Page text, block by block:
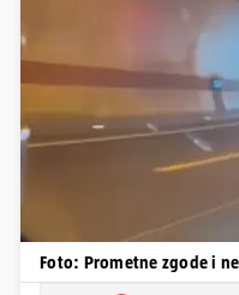
Foto: Prometne zgode i